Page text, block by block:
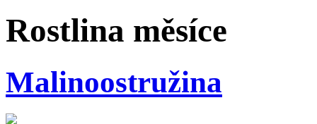
Rostlina měsíce
Malinoostružina